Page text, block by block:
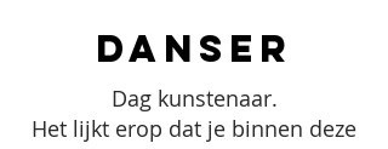
danser
Dag kunstenaar.
Het lijkt erop dat je binnen deze